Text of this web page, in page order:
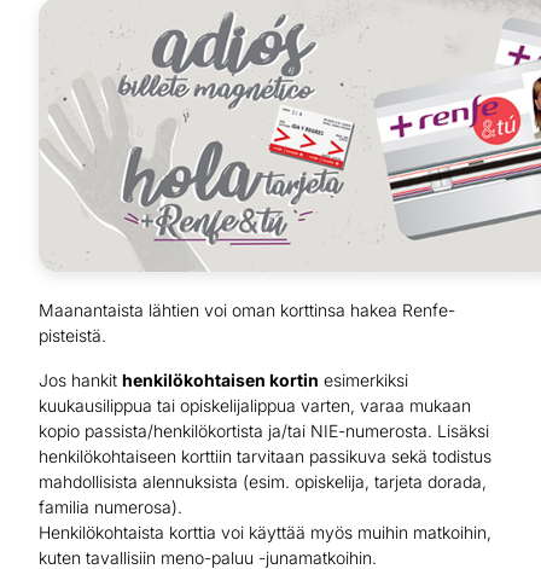
Maanantaista lähtien voi oman korttinsa hakea Renfe-
pisteistä.
Jos hankit henkilökohtaisen kortin esimerkiksi
kuukausilippua tai opiskelijalippua varten, varaa mukaan
kopio passista/henkilökortista ja/tai NIE-numerosta. Lisäksi
henkilökohtaiseen korttiin tarvitaan passikuva sekä todistus
mahdollisista alennuksista (esim. opiskelija, tarjeta dorada,
familia numerosa).
Henkilökohtaista korttia voi käyttää myös muihin matkoihin,
kuten tavallisiin meno-paluu -junamatkoihin.